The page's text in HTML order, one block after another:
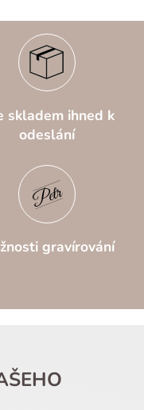
skladem ihned k
odeslání
gravírování